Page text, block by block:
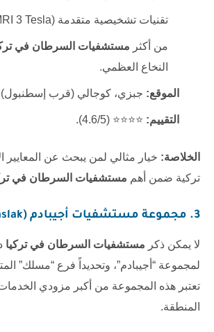
تقنيات تشخيصية متقدمة (Flash CT, MRI 3 Tesla).
من أكثر مستشفيات السرطان في
النخاع العظمي.
الموقع: جبزي، كوجالي (قرب
التقييم: ⭐⭐⭐⭐ (4.6/5).
الخلاصة: خيار مثالي لمن يبحث عن المعايير
تركية ضمن أهم مستشفيات السرطان في
3. مجموعة مستشفيات أجيبادم (Acıbadem Maslak)
لا يمكن ذكر مستشفيات السرطان في تركيا
لمجموعة “أجيبادم”، وتحديداً فرع “مسلك”
تعتبر هذه المجموعة من أكبر مزودي
المنطقة.